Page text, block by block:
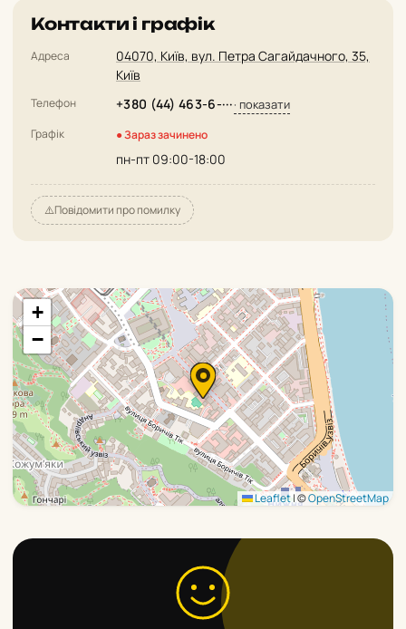
Контакти і графік
Адреса
04070, Київ, вул. Петра Сагайдачного, 35,
Київ
Телефон +380 (44) 463-6-···· показати
Графік ● Зараз зачинено
пн-пт 09:00-18:00
⚠️Повідомити про помилку
+
−
Leaflet|©OpenStreetMap